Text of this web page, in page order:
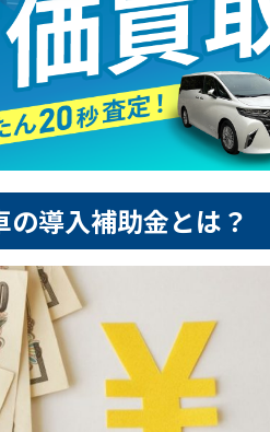
導入補助金とは？